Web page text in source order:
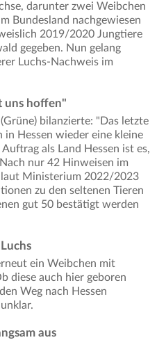
darunter zwei Weibchen
Bundesland nachgewiesen
2019/2020 Jungtiere
gegeben. Nun gelang
Luchs-Nachweis im
uns hoffen"
bilanzierte: "Das letzte
in Hessen wieder eine kleine
als Land Hessen ist es,
nur 42 Hinweisen im
Ministerium 2022/2023
zu den seltenen Tieren
gut 50 bestätigt werden
ein Weibchen mit
diese auch hier geboren
Weg nach Hessen
aus